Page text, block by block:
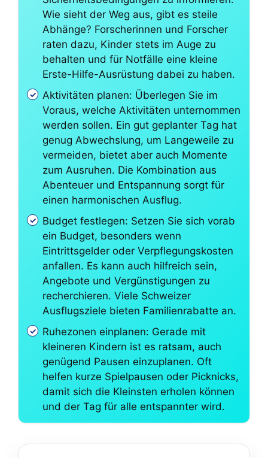
Wie sieht der Weg aus, gibt es steile
Abhänge? Forscherinnen und Forscher
raten dazu, Kinder stets im Auge zu
behalten und für Notfälle eine kleine
Erste-Hilfe-Ausrüstung dabei zu haben.
Aktivitäten planen: Überlegen Sie im
Voraus, welche Aktivitäten unternommen
werden sollen. Ein gut geplanter Tag hat
genug Abwechslung, um Langeweile zu
vermeiden, bietet aber auch Momente
zum Ausruhen. Die Kombination aus
Abenteuer und Entspannung sorgt für
einen harmonischen Ausflug.
Budget festlegen: Setzen Sie sich vorab
ein Budget, besonders wenn
Eintrittsgelder oder Verpflegungskosten
anfallen. Es kann auch hilfreich sein,
Angebote und Vergünstigungen zu
recherchieren. Viele Schweizer
Ausflugsziele bieten Familienrabatte an.
Ruhezonen einplanen: Gerade mit
kleineren Kindern ist es ratsam, auch
genügend Pausen einzuplanen. Oft
helfen kurze Spielpausen oder Picknicks,
damit sich die Kleinsten erholen können
und der Tag für alle entspannter wird.